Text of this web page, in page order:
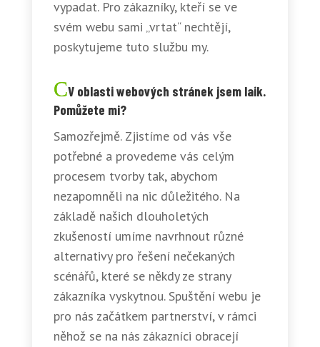
vypadat. Pro zákazníky, kteří se ve
svém webu sami „vrtat“ nechtějí,
poskytujeme tuto službu my.
V oblasti webových stránek jsem laik.
Pomůžete mi?
Samozřejmě. Zjistíme od vás vše
potřebné a provedeme vás celým
procesem tvorby tak, abychom
nezapomněli na nic důležitého. Na
základě našich dlouholetých
zkušeností umíme navrhnout různé
alternativy pro řešení nečekaných
scénářů, které se někdy ze strany
zákazníka vyskytnou. Spuštění webu je
pro nás začátkem partnerství, v rámci
něhož se na nás zákazníci obracejí